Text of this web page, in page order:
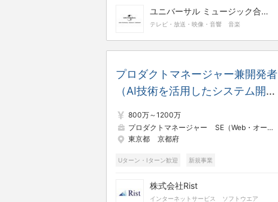
ユニバーサル ミュージック合同会社
テレビ・放送・映像・音響 音楽
プロダクトマネージャー兼開発者
（AI技術を活用したシステム開
フレックス / Kaggle
Grandmaster複数名在籍の京セラ
グループAIソリューション企業
800万～1200万
プロダクトマネージャー
SE（Web・オープン系）
東京都
京都府
Uターン・Iターン歓迎 新規事業
フレックスタイム
株式会社Rist
インターネットサービス ソフトウエア